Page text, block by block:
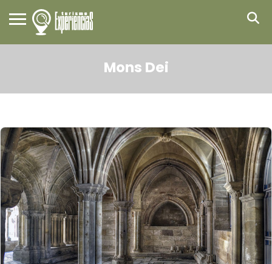
Mons Dei